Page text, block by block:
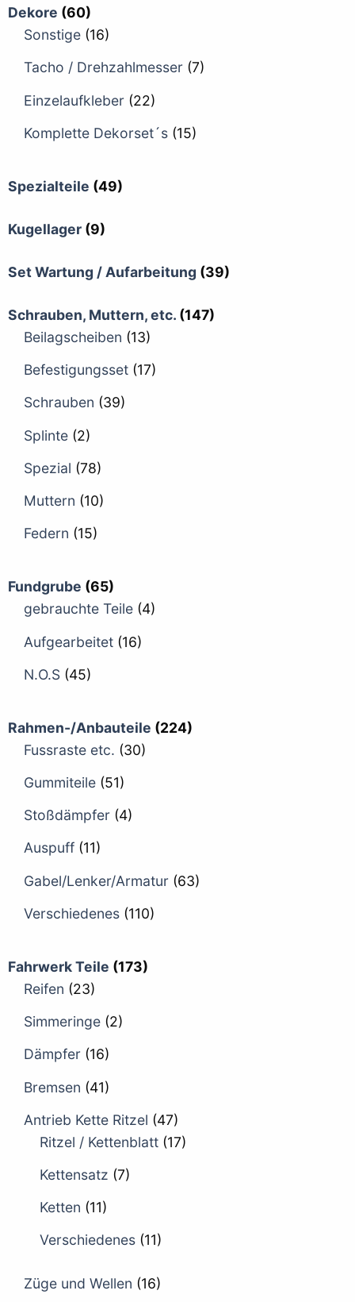
Dekore (60)
Sonstige (16)
Tacho / Drehzahlmesser (7)
Einzelaufkleber (22)
Komplette Dekorset´s (15)
Spezialteile (49)
Kugellager (9)
Set Wartung / Aufarbeitung (39)
Schrauben, Muttern, etc. (147)
Beilagscheiben (13)
Befestigungsset (17)
Schrauben (39)
Splinte (2)
Spezial (78)
Muttern (10)
Federn (15)
Fundgrube (65)
gebrauchte Teile (4)
Aufgearbeitet (16)
N.O.S (45)
Rahmen-/Anbauteile (224)
Fussraste etc. (30)
Gummiteile (51)
Stoßdämpfer (4)
Auspuff (11)
Gabel/Lenker/Armatur (63)
Verschiedenes (110)
Fahrwerk Teile (173)
Reifen (23)
Simmeringe (2)
Dämpfer (16)
Bremsen (41)
Antrieb Kette Ritzel (47)
Ritzel / Kettenblatt (17)
Kettensatz (7)
Ketten (11)
Verschiedenes (11)
Züge und Wellen (16)